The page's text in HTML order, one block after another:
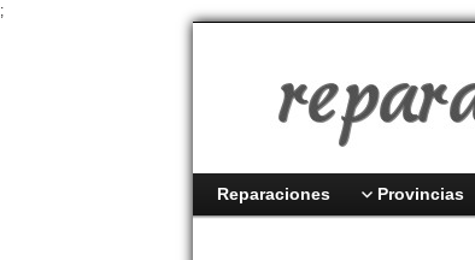
;
Reparaciones Provincias